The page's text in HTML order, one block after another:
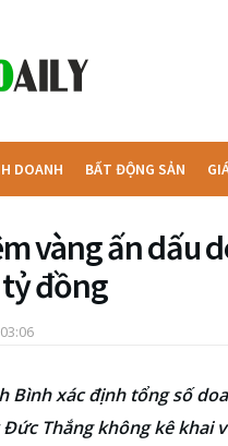
DOANH BẤT ĐỘNG SẢN
vàng ấn dấu
đồng
Bình xác định tổng số
Thắng không kê khai